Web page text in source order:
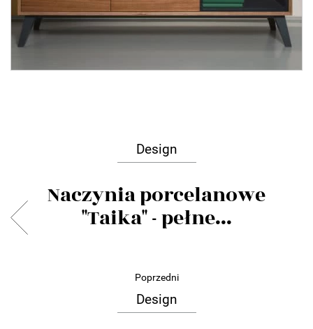
Design
Naczynia porcelanowe
"Taika" - pełne...
Poprzedni
Design